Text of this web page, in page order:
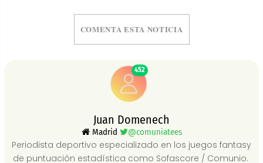
COMENTA ESTA NOTICIA
452
Juan Domenech
Madrid @comuniatees
Periodista deportivo especializado en los juegos fantasy
de puntuación estadística como Sofascore / Comunio.